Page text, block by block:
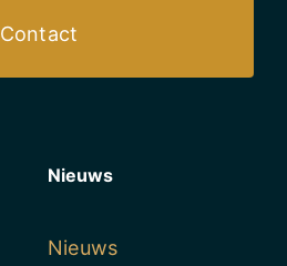
Contact
Nieuws
Nieuws